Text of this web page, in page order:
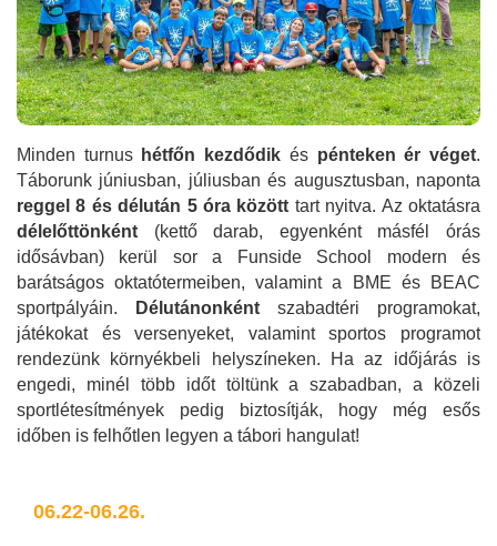
Minden turnus hétfőn kezdődik és pénteken ér véget.
Táborunk júniusban, júliusban és augusztusban, naponta
reggel 8 és délután 5 óra között tart nyitva. Az oktatásra
délelőttönként (kettő darab, egyenként másfél órás
idősávban) kerül sor a Funside School modern és
barátságos oktatótermeiben, valamint a BME és BEAC
sportpályáin.
Délutánonként szabadtéri programokat,
játékokat és versenyeket, valamint sportos programot
rendezünk környékbeli helyszíneken. Ha az időjárás is
engedi, minél több időt töltünk a szabadban, a közeli
sportlétesítmények pedig biztosítják, hogy még esős
időben is felhőtlen legyen a tábori hangulat!
06.22-06.26.